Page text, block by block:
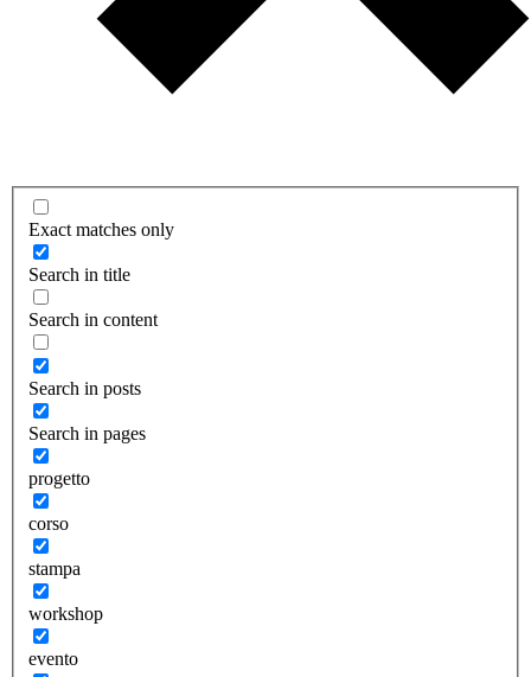
Exact matches only
Search in title
Search in content
Search in posts
Search in pages
progetto
corso
stampa
workshop
evento